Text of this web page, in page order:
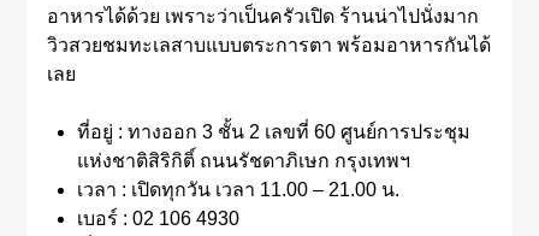
อาหารได้ด้วย เพราะว่าเป็นครัวเปิด ร้านน่าไปนั่งมาก
วิวสวยชมทะเลสาบแบบตระการตา พร้อมอาหารกันได้
เลย
ที่อยู่ : ทางออก 3 ชั้น 2 เลขที่ 60 ศูนย์การประชุม
แห่งชาติสิริกิติ์ ถนนรัชดาภิเษก กรุงเทพฯ
เวลา : เปิดทุกวัน เวลา 11.00 – 21.00 น.
เบอร์ : 02 106 4930